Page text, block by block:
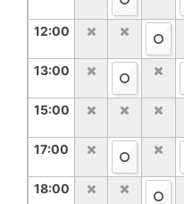
12:00
13:00
15:00
17:00
18:00
12:00
13:00
15:00
17:00
18:00